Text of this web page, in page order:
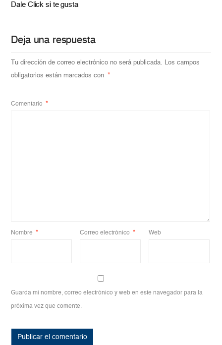
Dale Click si te gusta
Deja una respuesta
Tu dirección de correo electrónico no será publicada. Los campos
obligatorios están marcados con *
Comentario *
Nombre * Correo electrónico * Web
Guarda mi nombre, correo electrónico y web en este navegador para la
próxima vez que comente.